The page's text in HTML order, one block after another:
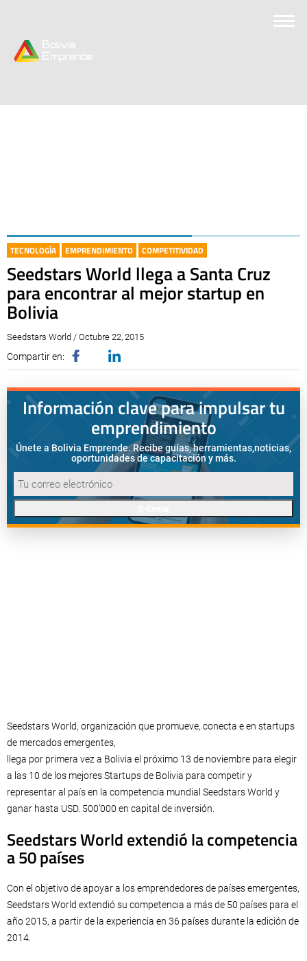
TECNOLOGÍA EMPRENDIMIENTO COMPETITIVIDAD
Seedstars World llega a Santa Cruz
para encontrar al mejor startup en
Bolivia
Seedstars World / Octubre 22, 2015
Compartir en:
Información clave para impulsar tu
emprendimiento
Únete a Bolivia Emprende. Recibe guías, herramientas,noticias,
oportunidades de capacitación y más.
Seedstars World, organización que promueve, conecta e en startups
de mercados emergentes,
llega por primera vez a Bolivia el próximo 13 de noviembre para elegir
a las 10 de los mejores Startups de Bolivia para competir y
representar al país en la competencia mundial Seedstars World y
ganar hasta USD. 500’000 en capital de inversión.
Seedstars World extendió la competencia
a 50 países
Con el objetivo de apoyar a los emprendedores de países emergentes,
Seedstars World extendió su competencia a más de 50 países para el
año 2015, a partir de la experiencia en 36 países durante la edición de
2014.